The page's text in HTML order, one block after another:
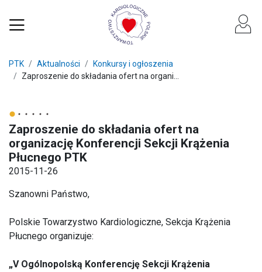
PTK Aktualności
Konkursy i ogłoszenia
Zaproszenie do składania ofert na organi...
Zaproszenie do składania ofert na
organizację Konferencji Sekcji Krążenia
Płucnego PTK
2015-11-26
Szanowni Państwo,
Polskie Towarzystwo Kardiologiczne, Sekcja Krążenia
Płucnego organizuje:
„V Ogólnopolską Konferencję Sekcji Krążenia